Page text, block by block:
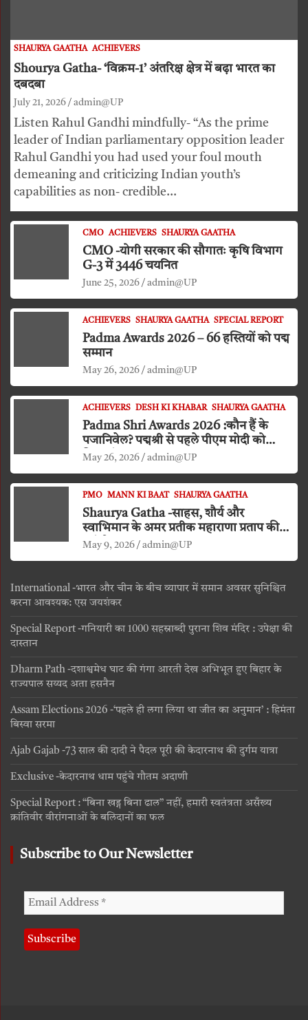
SHAURYA GAATHA ACHIEVERS
Shourya Gatha- ‘विक्रम-1’ अंतरिक्ष क्षेत्र में बढ़ा भारत का
दबदबा
July 21, 2026 admin@UP
Listen Rahul Gandhi mindfully- “As the prime
leader of Indian parliamentary opposition leader
Rahul Gandhi you had used your foul mouth
demeaning and criticizing Indian youth’s
capabilities as non- credible…
CMO ACHIEVERS SHAURYA GAATHA
CMO -योगी सरकार की सौगातः कृषि विभाग
G-3 में 3446 चयनित
June 25, 2026 admin@UP
ACHIEVERS SHAURYA GAATHA SPECIAL REPORT
Padma Awards 2026 – 66 हस्तियों को पद्म
सम्मान
May 26, 2026 admin@UP
ACHIEVERS DESH KI KHABAR SHAURYA GAATHA
Padma Shri Awards 2026 :कौन हैं के
पजानिवेल? पद्मश्री से पहले पीएम मोदी को
किया दंडवत प्रणाम
May 26, 2026 admin@UP
PMO MANN KI BAAT SHAURYA GAATHA
Shaurya Gatha -साहस, शौर्य और
स्वाभिमान के अमर प्रतीक महाराणा प्रताप की
जयंती
May 9, 2026 admin@UP
International -भारत और चीन के बीच व्यापार में समान अवसर सुनिश्चित
करना आवश्यक: एस जयशंकर
Special Report -गनियारी का 1000 सहस्राब्दी पुराना शिव मंदिर : उपेक्षा की
दास्तान
Dharm Path -दशाश्वमेध घाट की गंगा आरती देख अभिभूत हुए बिहार के
राज्यपाल सय्यद अता हसनैन
Assam Elections 2026 -‘पहले ही लगा लिया था जीत का अनुमान’ : हिमंता
बिस्वा सरमा
Ajab Gajab -73 साल की दादी ने पैदल पूरी की केदारनाथ की दुर्गम यात्रा
Exclusive -केदारनाथ धाम पहुंचे गौतम अदाणी
Special Report : “बिना खड्ग बिना ढाल” नहीं, हमारी स्वतंत्रता असँख्य
क्रांतिवीर वीरांगनाओं के बलिदानों का फल
Subscribe to Our Newsletter